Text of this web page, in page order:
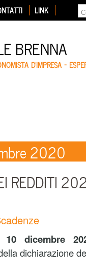
LINK
BRENNA
D'IMPRESA –
2020
REDDITI
10 dicembre
dichiarazione